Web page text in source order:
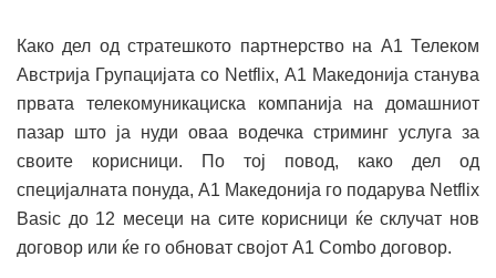
Како дел од стратешкото партнерство на А1 Телеком
Австрија Групацијата со Netflix, А1 Македонија станува
првата телекомуникациска компанија на домашниот
пазар што ја нуди оваа водечка стриминг услуга за
своите корисници. По тој повод, како дел од
специјалната понуда, А1 Македонија го подарува Netflix
Basic дo 12 месеци на сите корисници ќе склучат нов
договор или ќе го обноват својот A1 Combo договор.